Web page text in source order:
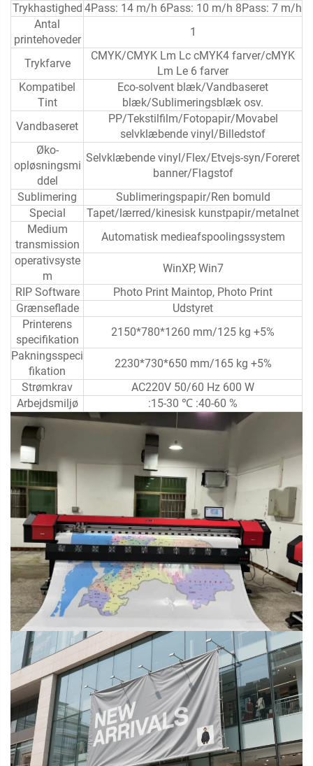
Trykhastighed 4Pass: 14 m/h 6Pass: 10 m/h 8Pass: 7 m/h
Antal
printehoveder
1
Trykfarve
CMYK/CMYK Lm Lc cMYK4 farver/cMYK
Lm Le 6 farver
Kompatibel
Tint
Eco-solvent blæk/Vandbaseret
blæk/Sublimeringsblæk osv.
Vandbaseret
PP/Tekstilfilm/Fotopapir/Movabel
selvklæbende vinyl/Billedstof
Øko-
opløsningsmi
ddel
Selvklæbende vinyl/Flex/Etvejs-syn/Foreret
banner/Flagstof
Sublimering
Sublimeringspapir/Ren bomuld
Special
Tapet/lærred/kinesisk kunstpapir/metalnet
Medium
transmission
Automatisk medieafspoolingssystem
operativsyste
m
WinXP, Win7
RIP Software
Photo Print Maintop, Photo Print
Grænseflade
Udstyret
Printerens
specifikation
2150*780*1260 mm/125 kg +5%
Pakningsspeci
fikation
2230*730*650 mm/165 kg +5%
Strømkrav
AC220V 50/60 Hz 600 W
Arbejdsmiljø
:15-30 ℃ :40-60 %